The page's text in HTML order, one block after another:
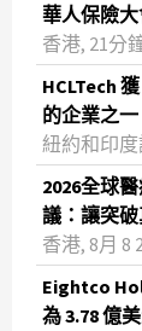
華人保險
香港, 21分
HCLTech
的企業之一
紐約和印度
2026全球
議：讓突
香港, 8月 8
Eightco
為 3.78 億